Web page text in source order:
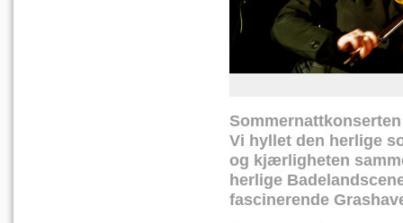
Vi hyllet den herlige
og kjærligheten
herlige
fascinerende